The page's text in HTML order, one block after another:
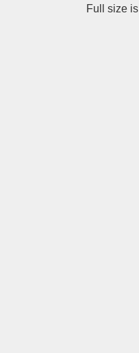
Full size is